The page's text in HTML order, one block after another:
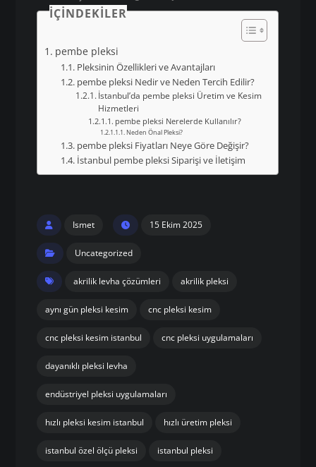
Siparişi ve İletişim
İstanbul’da güvenilir pembe pleksi üretimi için
pleksi.web.tr üzerinden bizimle iletişime
geçebilirsiniz.
Önal Pleksi, kısa vadeli satış değil, uzun
vadeli çözüm ortağı olmayı hedefler.
pembe pleksi
pembe pleksi Nedir ve Neden Tercih Edilir?
Hizmetleri
Neden Önal Pleksi?
pembe pleksi Fiyatları Neye Göre Değişir?
İstanbul pembe pleksi Siparişi ve İletişim
Ismet 15 Ekim 2025
Uncategorized
akrilik levha çözümleri akrilik pleksi